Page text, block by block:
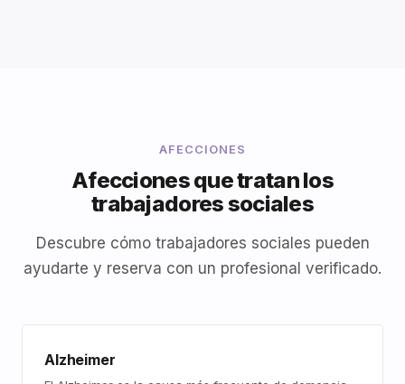
AFECCIONES
Afecciones que tratan los
trabajadores sociales
Descubre cómo trabajadores sociales pueden
ayudarte y reserva con un profesional verificado.
Alzheimer